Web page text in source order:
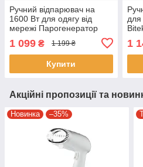
Ручний відпарювач на
1600 Вт для одягу від
мережі Парогенератор
RAF R.1277 Зелений
1 099 ₴ 1 199 ₴
Купити
для
1
Акційні пропозиції та
Новинка –35%